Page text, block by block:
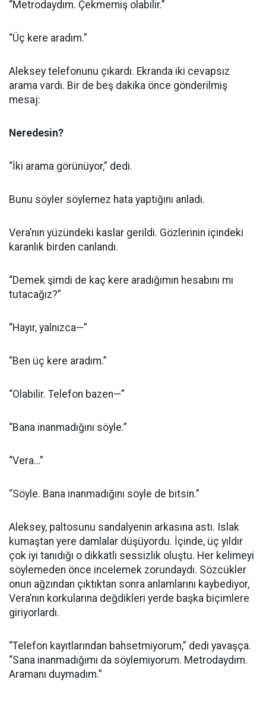
“Metrodaydım. Çekmemiş olabilir.”
“Üç kere aradım.”
Aleksey telefonunu çıkardı. Ekranda iki cevapsız
arama vardı. Bir de beş dakika önce gönderilmiş
mesaj:
Neredesin?
“İki arama görünüyor,” dedi.
Bunu söyler söylemez hata yaptığını anladı.
Vera’nın yüzündeki kaslar gerildi. Gözlerinin içindeki
karanlık birden canlandı.
“Demek şimdi de kaç kere aradığımın hesabını mı
tutacağız?”
“Hayır, yalnızca—”
“Ben üç kere aradım.”
“Olabilir. Telefon bazen—”
“Bana inanmadığını söyle.”
“Vera…”
“Söyle. Bana inanmadığını söyle de bitsin.”
Aleksey, paltosunu sandalyenin arkasına astı. Islak
kumaştan yere damlalar düşüyordu. İçinde, üç yıldır
çok iyi tanıdığı o dikkatli sessizlik oluştu. Her kelimeyi
söylemeden önce incelemek zorundaydı. Sözcükler
onun ağzından çıktıktan sonra anlamlarını kaybediyor,
Vera’nın korkularına değdikleri yerde başka biçimlere
giriyorlardı.
“Telefon kayıtlarından bahsetmiyorum,” dedi yavaşça.
“Sana inanmadığımı da söylemiyorum. Metrodaydım.
Aramanı duymadım.”